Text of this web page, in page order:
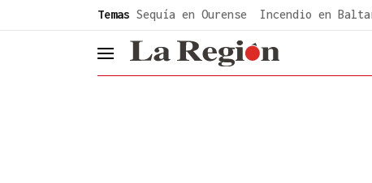
Temas Sequía en Ourense Incendio en
header.menu.open